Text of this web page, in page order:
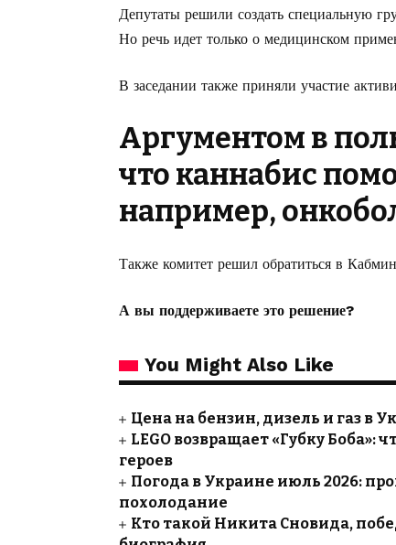
Депутаты решили создать специальную
Но речь идет только о медицинском
В заседании также приняли участие
Аргументом в
что каннабис
например,
Также комитет решил обратиться в
А вы поддерживаете это решение?
You Might Also Like
Цена на бензин, дизель и газ в
LEGO возвращает «Губку Боба»:
героев
Погода в Украине июль 2026:
похолодание
Кто такой Никита Сновида,